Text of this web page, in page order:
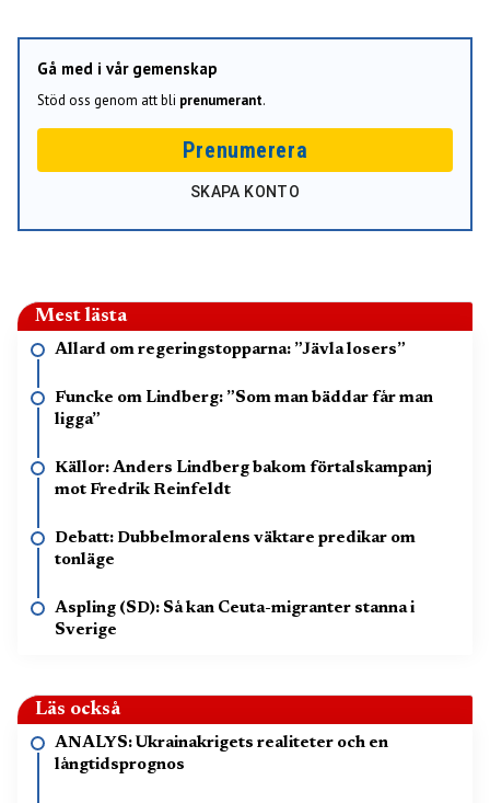
Gå med i vår gemenskap
Stöd oss genom att bli prenumerant.
Prenumerera
SKAPA KONTO
Mest lästa
Allard om regeringstopparna: ”Jävla losers”
Funcke om Lindberg: ”Som man bäddar får man
ligga”
Källor: Anders Lindberg bakom förtalskampanj
mot Fredrik Reinfeldt
Debatt: Dubbelmoralens väktare predikar om
tonläge
Aspling (SD): Så kan Ceuta-migranter stanna i
Sverige
Läs också
ANALYS: Ukrainakrigets realiteter och en
långtidsprognos